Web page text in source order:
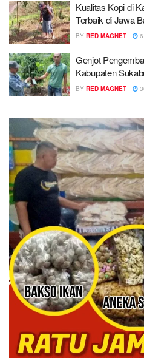
Kualitas Kopi di
Terbaik di Jawa
BY RED MAGNET
Genjot
Kabupaten
BY RED MAGNET